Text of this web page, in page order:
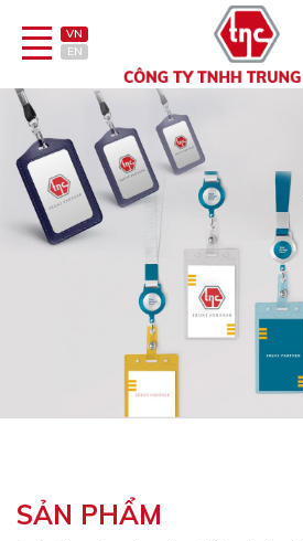
VN
EN
Danh sách sản phẩm
Bút
Đồ sứ quà tặng
Bình/ca giữ nhiệt
Dây đeo & Phụ kiện
Màu sắc
Hiển thị?:
SẢN PHẨM